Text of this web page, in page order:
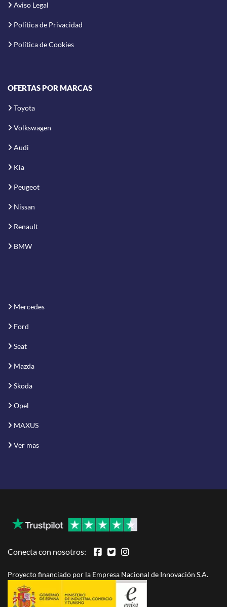
Aviso Legal
Política de Privacidad
Política de Cookies
OFERTAS POR MARCAS
Toyota
Volkswagen
Audi
Kia
Peugeot
Nissan
Renault
BMW
Mercedes
Ford
Seat
Mazda
Skoda
Opel
MAXUS
Ver mas
Conecta con nosotros:
Proyecto financiado por la Empresa Nacional de Innovación S.A.